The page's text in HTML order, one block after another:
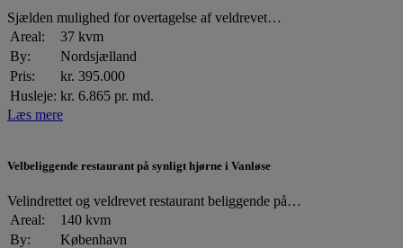
Sjælden mulighed for overtagelse af veldrevet…
Areal:
37 kvm
By:
Nordsjælland
Pris:
kr. 395.000
Husleje: kr. 6.865 pr. md.
Læs mere
Velbeliggende restaurant på synligt hjørne i Vanløse
Velindrettet og veldrevet restaurant beliggende på…
Areal:
140 kvm
By:
København